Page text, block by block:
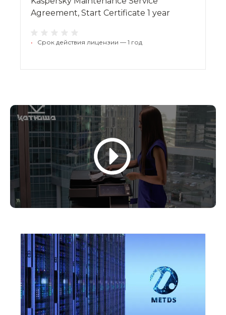
Agreement, Start Certificate 1 year
• Срок действия лицензии — 1 год